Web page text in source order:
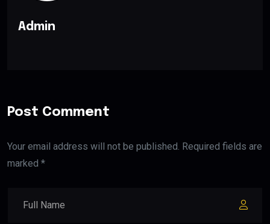
Admin
Post Comment
Your email address will not be published. Required fields are
marked *